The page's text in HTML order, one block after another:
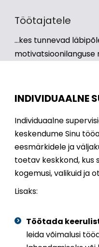
Töötajatele
...kes tunnevad
motivatsioonilanguse
INDIVIDUAALNE
Individuaalne
keskendume Sinu
eesmärkidele ja
toetav keskkond,
kogemusi, valikuid ja
Lisaks:
Töötada
leida võimalusi